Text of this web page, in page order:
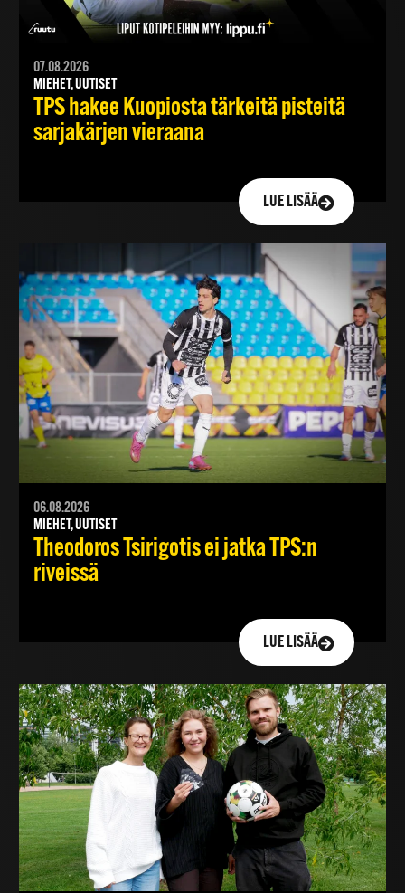
07.08.2026
MIEHET, UUTISET
TPS hakee Kuopiosta tärkeitä pisteitä
sarjakärjen vieraana
LUE LISÄÄ
06.08.2026
MIEHET, UUTISET
Theodoros Tsirigotis ei jatka TPS:n
riveissä
LUE LISÄÄ